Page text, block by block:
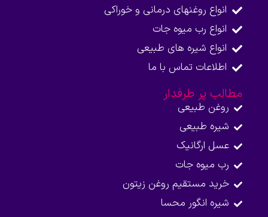
انواع روغنهای درمانی و خوراکی
انواع رب میوه جات
انواع شیره های طبیعی
اطلاعات تماس با ما​
مطالب پر طرفدار
روغن طبیعی
شیره طبیعی
عسل ارگانیک
رب میوه جات
خرید مستقیم روغن زیتون
شیره انگور محسا